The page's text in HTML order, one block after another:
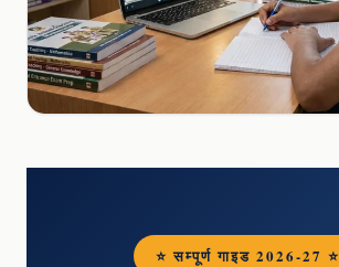
⭐ सम्पूर्ण गाइड 2026-27 ⭐